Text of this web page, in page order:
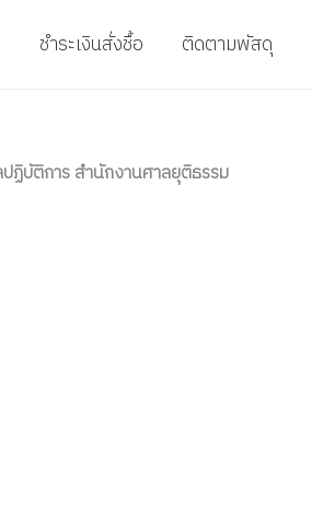
ชำระเงินสั่งชื้อ ติดตามพัสดุ
ฏิบัติการ สำนักงานศาลยุติธรรม